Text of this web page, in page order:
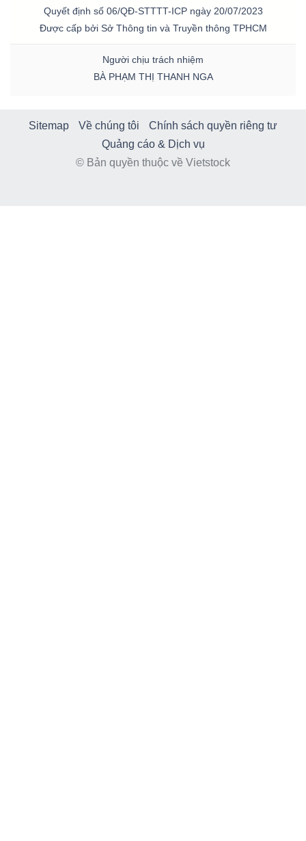
Quyết định số 06/QĐ-STTTT-ICP ngày 20/07/2023
Được cấp bởi Sở Thông tin và Truyền thông TPHCM
Người chịu trách nhiệm
BÀ PHẠM THỊ THANH NGA
Sitemap Về chúng tôi
Chính sách quyền riêng tư
Quảng cáo & Dịch vụ
© Bản quyền thuộc về Vietstock